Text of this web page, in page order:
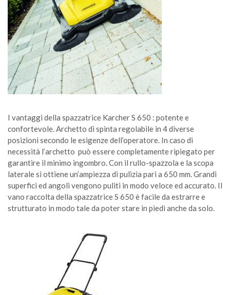
I vantaggi della spazzatrice Karcher S 650 : potente e
confortevole. Archetto di spinta regolabile in 4 diverse
posizioni secondo le esigenze dell’operatore. In caso di
necessità l’archetto può essere completamente ripiegato per
garantire il minimo ingombro. Con il rullo-spazzola e la scopa
laterale si ottiene un’ampiezza di pulizia pari a 650 mm. Grandi
superfici ed angoli vengono puliti in modo veloce ed accurato. Il
vano raccolta della spazzatrice S 650 è facile da estrarre e
strutturato in modo tale da poter stare in piedi anche da solo.